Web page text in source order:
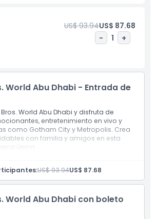
hogar de clásicos como Tom y Jerry,
Doo. Gotham City te sumerge en el
mundo de Batman y sus villanos,
Diario. Totalmente climatizado y
Warner Bros. World Abu Dhabi
para todas las edades.
y Adultos
US$ 93.94US$ 87.68
-
1 +
World Abu Dhabi - Entrada de
World Abu Dhabi y disfruta de
entretenimiento en vivo y
como Gotham City y Metropolis. Crea
con familia y amigos en esta
única.
World Abu Dhabi, Entrada de un día con
durante todo el día a Todas las
US$ 93.94US$ 87.68
World Abu Dhabi con boleto